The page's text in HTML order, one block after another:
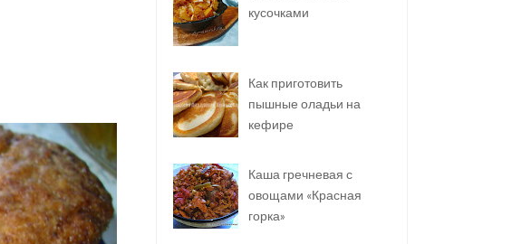
кусочками
Как приготовить
пышные оладьи на
кефире
Каша гречневая с
овощами «Красная
горка»